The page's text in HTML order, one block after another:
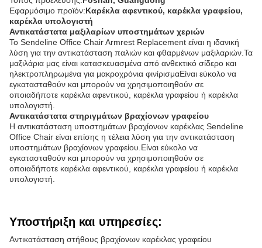
Εφαρμόσιμο προϊόν:Καρέκλα αφεντικού, καρέκλα γραφείου,
καρέκλα υπολογιστή
Αντικατάστατα μαξιλαρίων υποστημάτων χεριών
Το Sendeline Office Chair Armrest Replacement είναι η ιδανική
λύση για την αντικατάσταση παλιών και φθαρμένων μαξιλαριών.Τα
μαξιλάρια μας είναι κατασκευασμένα από ανθεκτικό σίδερο και
ηλεκτροπληρωμένα για μακροχρόνια φινίρισμαΕίναι εύκολο να
εγκατασταθούν και μπορούν να χρησιμοποιηθούν σε
οποιαδήποτε καρέκλα αφεντικού, καρέκλα γραφείου ή καρέκλα
υπολογιστή.
Αντικατάστατα στηριγμάτων βραχίονων γραφείου
Η αντικατάσταση υποστημάτων βραχίονων καρέκλας Sendeline
Office Chair είναι επίσης η τέλεια λύση για την αντικατάσταση
υποστημάτων βραχίονων γραφείου.Είναι εύκολο να
εγκατασταθούν και μπορούν να χρησιμοποιηθούν σε
οποιαδήποτε καρέκλα αφεντικού, καρέκλα γραφείου ή καρέκλα
υπολογιστή.
Υποστήριξη και υπηρεσίες:
Αντικατάσταση στήθους βραχίονων καρέκλας γραφείου